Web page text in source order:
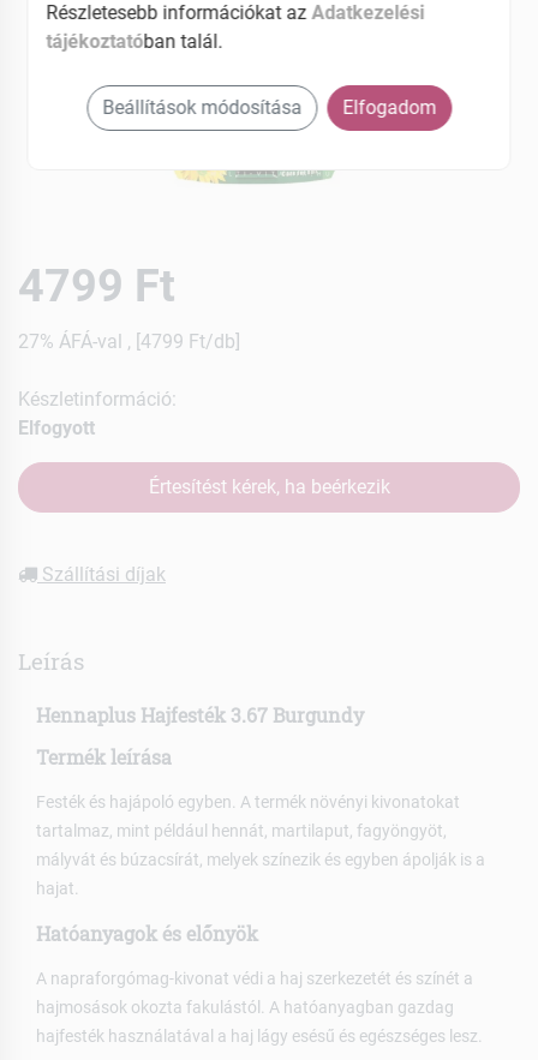
4799 Ft
27% ÁFÁ-val , [4799 Ft/db]
Készletinformáció:
Elfogyott
Értesítést kérek, ha beérkezik
Szállítási díjak
Leírás
Hennaplus Hajfesték 3.67 Burgundy
Termék leírása
Festék és hajápoló egyben. A termék növényi kivonatokat
tartalmaz, mint például hennát, martilaput, fagyöngyöt,
mályvát és búzacsírát, melyek színezik és egyben ápolják is a
hajat.
Hatóanyagok és előnyök
A napraforgómag-kivonat védi a haj szerkezetét és színét a
hajmosások okozta fakulástól. A hatóanyagban gazdag
hajfesték használatával a haj lágy esésű és egészséges lesz.
Részletesebb információkat azAdatkezelési
tájékoztatóban talál.
Beállítások módosítása Elfogadom